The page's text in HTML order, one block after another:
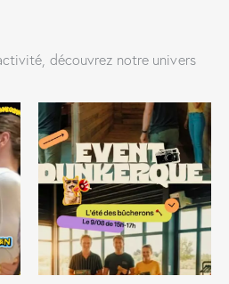
découvrez notre univers